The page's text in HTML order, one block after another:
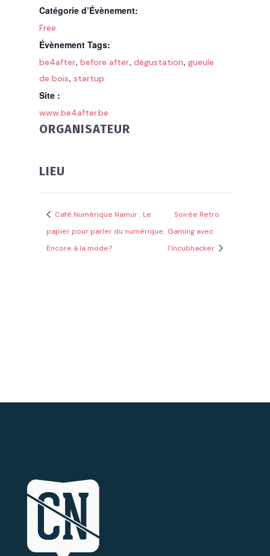
Catégorie d’Évènement:
Free
Évènement Tags:
be4after, before after, dégustation, gueule
de bois, startup
Site :
www.be4after.be
ORGANISATEUR
LIEU
Café Numérique Namur : Le
papier pour parler du numérique.
Encore à la mode?
Soirée Retro
Gaming avec
l’Incubhacker